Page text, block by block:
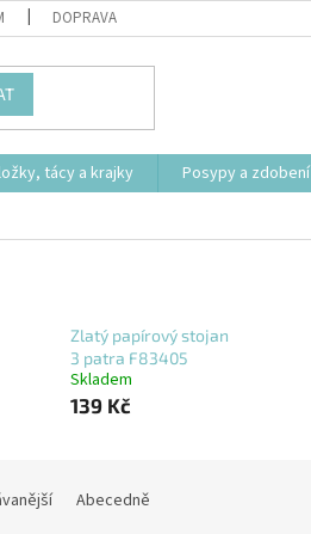
DOPRAVA
tácy a krajky Posypy a zdobení
Zlatý papírový stojan
3 patra F83405
Skladem
139 Kč
Abecedně